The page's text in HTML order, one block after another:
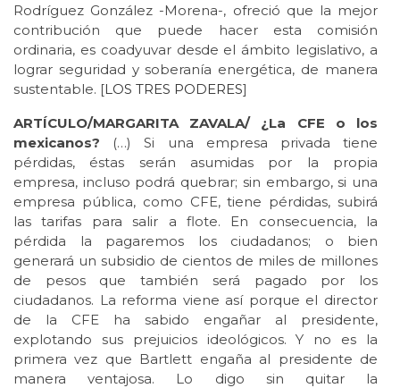
Rodríguez González -Morena-, ofreció que la mejor
contribución que puede hacer esta comisión
ordinaria, es coadyuvar desde el ámbito legislativo, a
lograr seguridad y soberanía energética, de manera
sustentable. [LOS TRES PODERES]
ARTÍCULO/MARGARITA ZAVALA/ ¿La CFE o los
mexicanos? (…) Si una empresa privada tiene
pérdidas, éstas serán asumidas por la propia
empresa, incluso podrá quebrar; sin embargo, si una
empresa pública, como CFE, tiene pérdidas, subirá
las tarifas para salir a flote. En consecuencia, la
pérdida la pagaremos los ciudadanos; o bien
generará un subsidio de cientos de miles de millones
de pesos que también será pagado por los
ciudadanos. La reforma viene así porque el director
de la CFE ha sabido engañar al presidente,
explotando sus prejuicios ideológicos. Y no es la
primera vez que Bartlett engaña al presidente de
manera ventajosa. Lo digo sin quitar la